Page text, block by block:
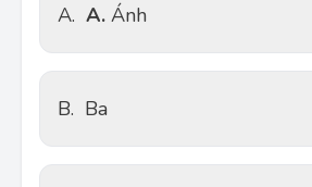
A. A. Ánh
B. Ba